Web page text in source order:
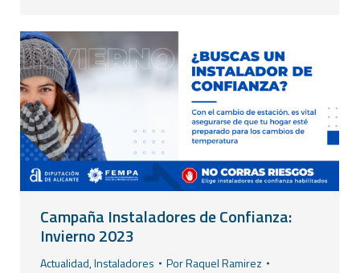
Campaña Instaladores de Confianza:
Invierno 2023
Actualidad,Instaladores PorRaquel Ramirez